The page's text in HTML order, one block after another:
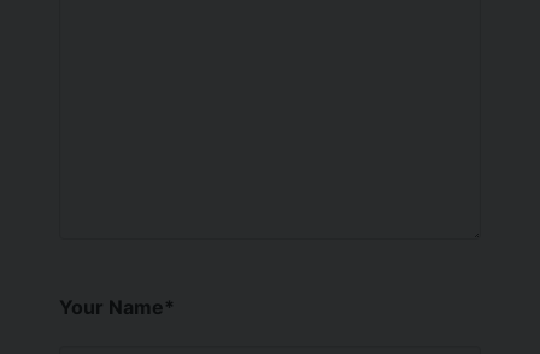
Your Name*